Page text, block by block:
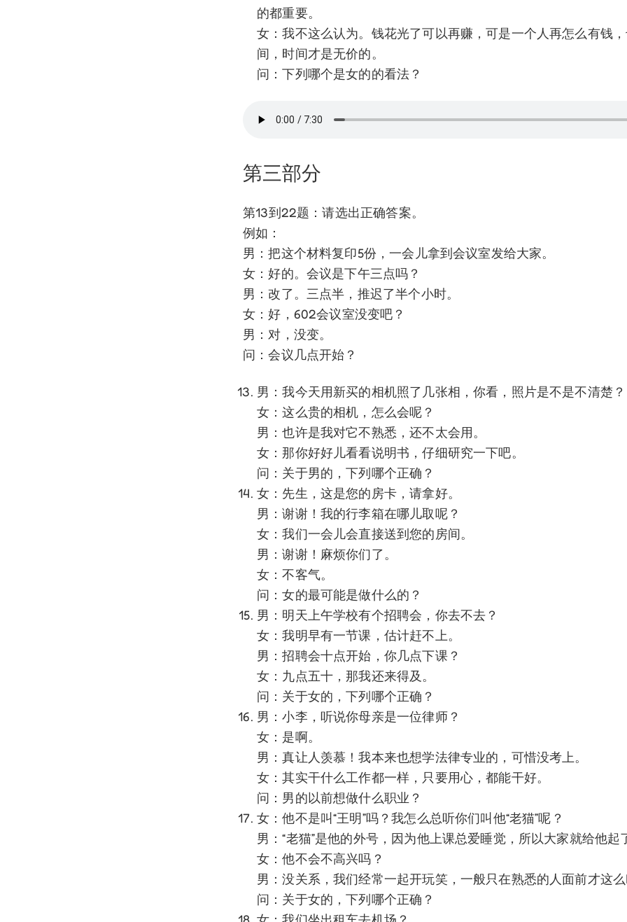
的都重要。
女：我不这么认为。钱花光了可以再赚，可是一个人再怎么有钱
间，时间才是无价的。
问：下列哪个是女的的看法？
第三部分
第13到22题：请选出正确答案。
例如：
男：把这个材料复印5份，一会儿拿到会议室发给大家。
女：好的。会议是下午三点吗？
男：改了。三点半，推迟了半个小时。
女：好，602会议室没变吧？
男：对，没变。
问：会议几点开始？
男：我今天用新买的相机照了几张相，你看，照片是不是不清楚？
女：这么贵的相机，怎么会呢？
男：也许是我对它不熟悉，还不太会用。
女：那你好好儿看看说明书，仔细研究一下吧。
问：关于男的，下列哪个正确？
女：先生，这是您的房卡，请拿好。
男：谢谢！我的行李箱在哪儿取呢？
女：我们一会儿会直接送到您的房间。
男：谢谢！麻烦你们了。
女：不客气。
问：女的最可能是做什么的？
男：明天上午学校有个招聘会，你去不去？
女：我明早有一节课，估计赶不上。
男：招聘会十点开始，你几点下课？
女：九点五十，那我还来得及。
问：关于女的，下列哪个正确？
男：小李，听说你母亲是一位律师？
女：是啊。
男：真让人羡慕！我本来也想学法律专业的，可惜没考上。
女：其实干什么工作都一样，只要用心，都能干好。
问：男的以前想做什么职业？
女：他不是叫“王明”吗？我怎么总听你们叫他“老猫”呢？
男：“老猫”是他的外号，因为他上课总爱睡觉，所以大家就给他起
女：他不会不高兴吗？
男：没关系，我们经常一起开玩笑，一般只在熟悉的人面前才这么
问：关于女的，下列哪个正确？